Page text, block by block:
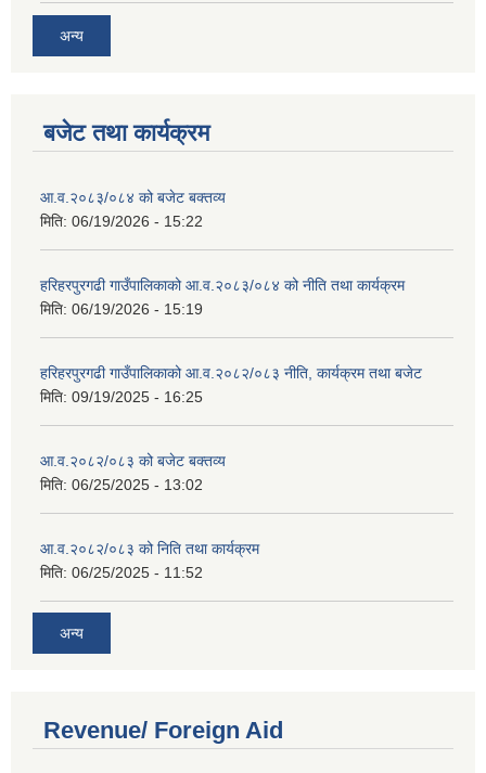
अन्य
बजेट तथा कार्यक्रम
आ.व.२०८३/०८४ को बजेट बक्तव्य
मिति: 06/19/2026 - 15:22
हरिहरपुरगढी गाउँपालिकाको आ.व.२०८३/०८४ को नीति तथा कार्यक्रम
मिति: 06/19/2026 - 15:19
हरिहरपुरगढी गाउँपालिकाको आ.व.२०८२/०८३ नीति, कार्यक्रम तथा बजेट
मिति: 09/19/2025 - 16:25
आ.व.२०८२/०८३ को बजेट बक्तव्य
मिति: 06/25/2025 - 13:02
आ.व.२०८२/०८३ को निति तथा कार्यक्रम
मिति: 06/25/2025 - 11:52
अन्य
Revenue/ Foreign Aid